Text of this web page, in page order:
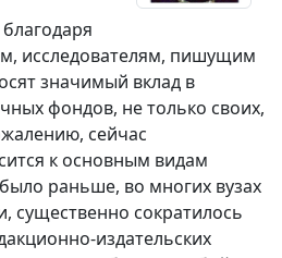
исследователям, пишущим
значимый вклад в
фондов, не только своих,
сейчас
к основным видам
раньше, во многих вузах
существенно сократилось
издательских